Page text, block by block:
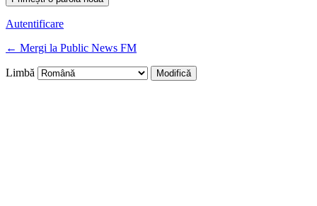
Autentificare
← Mergi la Public News FM
Limbă